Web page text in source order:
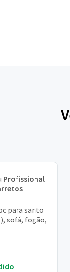
Profissional
para santo
sofá, fogão,